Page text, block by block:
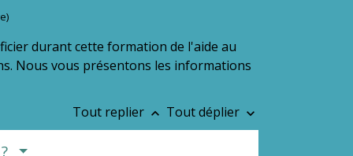
durant cette formation de l'aide au
Nous vous présentons les informations
Tout replier keyboard_arrow_up Tout déplier keyboard_arrow_down